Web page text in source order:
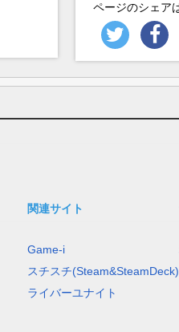
ページのシェア
関連サイト
Game-i
スチスチ(Steam&SteamDeck)
ライバーユナイト